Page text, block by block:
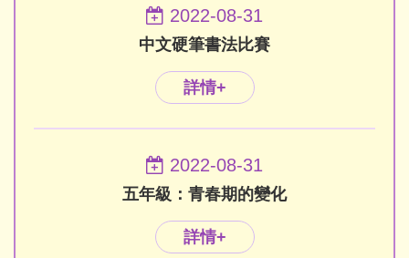
2022-08-31
中文硬筆書法比賽
詳情+
2022-08-31
五年級：青春期的變化
詳情+